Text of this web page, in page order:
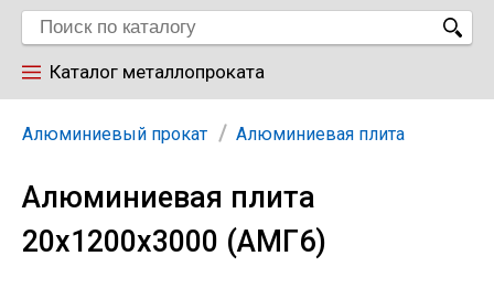
Каталог металлопроката
Арматура
Труба профильная
Алюминиевый прокат Алюминиевая плита
Алюминиевая плита
20х1200х3000 (АМГ6)